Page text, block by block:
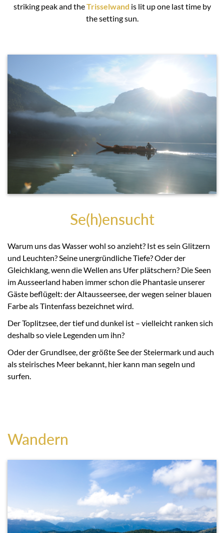
striking peak and theTrisselwand is lit up one last time by
the setting sun.
Se(h)ensucht
Warum uns das Wasser wohl so anzieht? Ist es sein Glitzern
und Leuchten? Seine unergründliche Tiefe? Oder der
Gleichklang, wenn die Wellen ans Ufer plätschern? Die Seen
im Ausseerland haben immer schon die Phantasie unserer
Gäste beflügelt: der Altausseersee, der wegen seiner blauen
Farbe als Tintenfass bezeichnet wird.
Der Toplitzsee, der tief und dunkel ist – vielleicht ranken sich
deshalb so viele Legenden um ihn?
Oder der Grundlsee, der größte See der Steiermark und auch
als steirisches Meer bekannt, hier kann man segeln und
surfen.
Wandern